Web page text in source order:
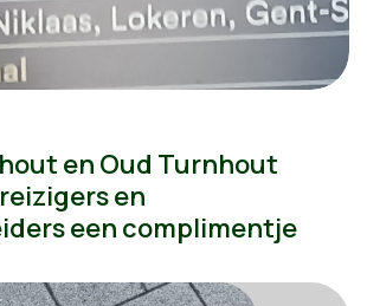
en Oud Turnhout
en
een complimentje